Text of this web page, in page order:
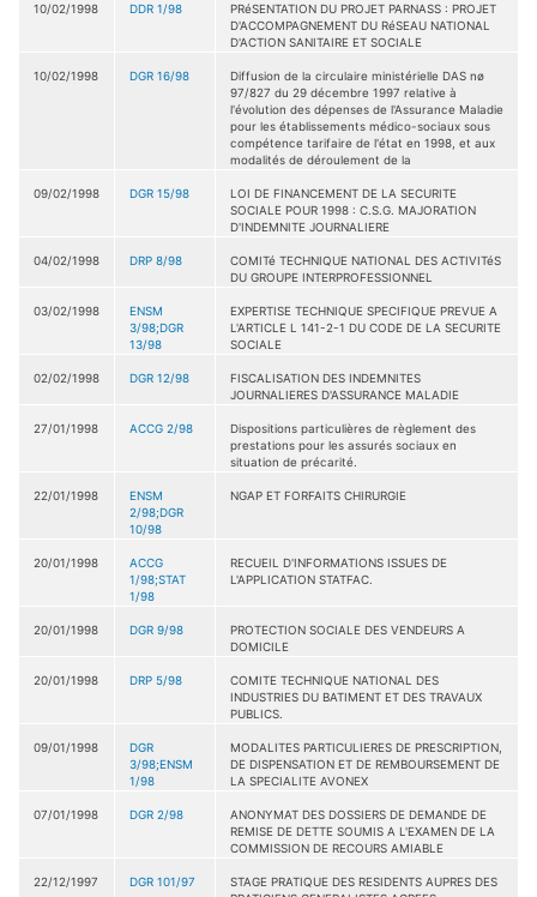
10/02/1998 DDR 1/98
PRéSENTATION DU PROJET PARNASS : PROJET
D'ACCOMPAGNEMENT DU RéSEAU NATIONAL
D'ACTION SANITAIRE ET SOCIALE
10/02/1998 DGR 16/98
Diffusion de la circulaire ministérielle DAS nø
97/827 du 29 décembre 1997 relative à
l'évolution des dépenses de l'Assurance Maladie
pour les établissements médico-sociaux sous
compétence tarifaire de l'état en 1998, et aux
modalités de déroulement de la
09/02/1998 DGR 15/98
LOI DE FINANCEMENT DE LA SECURITE
SOCIALE POUR 1998 : C.S.G. MAJORATION
D'INDEMNITE JOURNALIERE
04/02/1998 DRP 8/98
COMITé TECHNIQUE NATIONAL DES ACTIVITéS
DU GROUPE INTERPROFESSIONNEL
03/02/1998
ENSM
3/98;DGR
13/98
EXPERTISE TECHNIQUE SPECIFIQUE PREVUE A
L'ARTICLE L 141-2-1 DU CODE DE LA SECURITE
SOCIALE
02/02/1998 DGR 12/98
FISCALISATION DES INDEMNITES
JOURNALIERES D'ASSURANCE MALADIE
27/01/1998 ACCG 2/98
Dispositions particulières de règlement des
prestations pour les assurés sociaux en
situation de précarité.
22/01/1998
ENSM
2/98;DGR
10/98
NGAP ET FORFAITS CHIRURGIE
20/01/1998
ACCG
1/98;STAT
1/98
RECUEIL D'INFORMATIONS ISSUES DE
L'APPLICATION STATFAC.
20/01/1998 DGR 9/98
PROTECTION SOCIALE DES VENDEURS A
DOMICILE
20/01/1998 DRP 5/98
COMITE TECHNIQUE NATIONAL DES
INDUSTRIES DU BATIMENT ET DES TRAVAUX
PUBLICS.
09/01/1998
DGR
3/98;ENSM
1/98
MODALITES PARTICULIERES DE PRESCRIPTION,
DE DISPENSATION ET DE REMBOURSEMENT DE
LA SPECIALITE AVONEX
07/01/1998 DGR 2/98
ANONYMAT DES DOSSIERS DE DEMANDE DE
REMISE DE DETTE SOUMIS A L'EXAMEN DE LA
COMMISSION DE RECOURS AMIABLE
22/12/1997 DGR 101/97
STAGE PRATIQUE DES RESIDENTS AUPRES DES